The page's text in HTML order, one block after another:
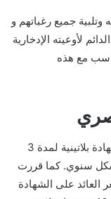
جميع رغباتهم و
لأوعيته الإدخارية
مع هذه
كما قرر البنك الاهلى المصرى كذلك إصدار شهادة بلاتينية لمدة 3
العائد بشكل سنوي. كما قررت
العائد على الشهادة